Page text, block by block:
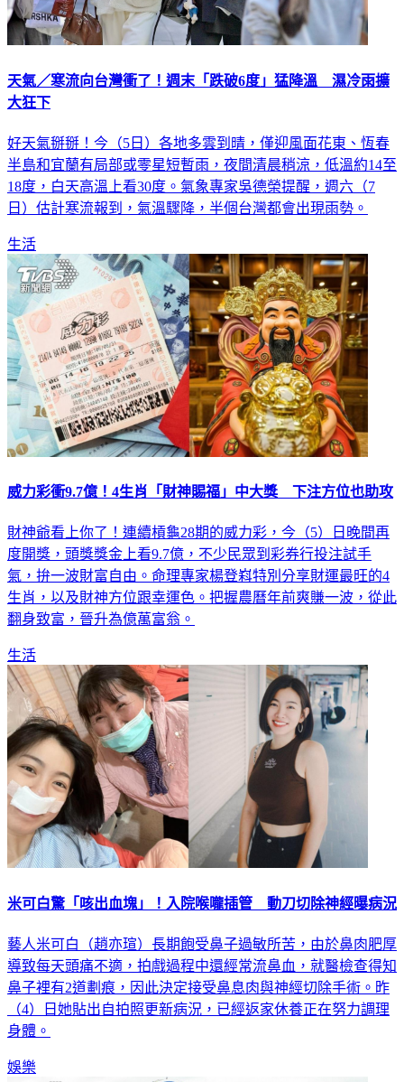
天氣／寒流向台灣衝了！週末「跌破6度」猛降溫 濕冷雨擴
大狂下
好天氣掰掰！今（5日）各地多雲到晴，僅迎風面花東、恆春
半島和宜蘭有局部或零星短暫雨，夜間清晨稍涼，低溫約14至
18度，白天高溫上看30度。氣象專家吳德榮提醒，週六（7
日）估計寒流報到，氣溫驟降，半個台灣都會出現雨勢。
生活
威力彩衝9.7億！4生肖「財神賜福」中大獎 下注方位也助攻
財神爺看上你了！連續槓龜28期的威力彩，今（5）日晚間再
度開獎，頭獎獎金上看9.7億，不少民眾到彩券行投注試手
氣，拚一波財富自由。命理專家楊登嵙特別分享財運最旺的4
生肖，以及財神方位跟幸運色。把握農曆年前爽賺一波，從此
翻身致富，晉升為億萬富翁。
生活
米可白驚「咳出血塊」！入院喉嚨插管 動刀切除神經曝病況
藝人米可白（趙亦瑄）長期飽受鼻子過敏所苦，由於鼻肉肥厚
導致每天頭痛不適，拍戲過程中還經常流鼻血，就醫檢查得知
鼻子裡有2道劃痕，因此決定接受鼻息肉與神經切除手術。昨
（4）日她貼出自拍照更新病況，已經返家休養正在努力調理
身體。
娛樂